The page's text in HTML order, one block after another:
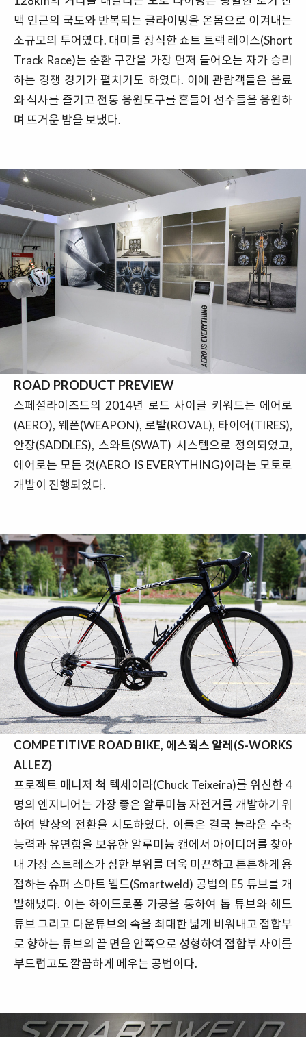
맥 인근의 국도와 반복되는 클라이밍을 온몸으로 이겨내는
소규모의 투어였다. 대미를 장식한 쇼트 트랙 레이스(Short
Track Race)는 순환 구간을 가장 먼저 들어오는 자가 승리
하는 경쟁 경기가 펼치기도 하였다. 이에 관람객들은 음료
와 식사를 즐기고 전통 응원도구를 흔들어 선수들을 응원하
며 뜨거운 밤을 보냈다.
ROAD PRODUCT PREVIEW
스페셜라이즈드의 2014년 로드 사이클 키워드는 에어로
(AERO), 웨폰(WEAPON), 로발(ROVAL), 타이어(TIRES),
안장(SADDLES), 스와트(SWAT) 시스템으로 정의되었고,
에어로는 모든 것(AERO IS EVERYTHING)이라는 모토로
개발이 진행되었다.
COMPETITIVE ROAD BIKE, 에스웍스 알레(S-WORKS
ALLEZ)
프로젝트 매니저 척 텍세이라(Chuck Teixeira)를 위신한 4
명의 엔지니어는 가장 좋은 알루미늄 자전거를 개발하기 위
하여 발상의 전환을 시도하였다. 이들은 결국 놀라운 수축
능력과 유연함을 보유한 알루미늄 캔에서 아이디어를 찾아
내 가장 스트레스가 심한 부위를 더욱 미끈하고 튼튼하게 용
접하는 슈퍼 스마트 웰드(Smartweld) 공법의 E5 튜브를 개
발해냈다. 이는 하이드로폼 가공을 통하여 톱 튜브와 헤드
튜브 그리고 다운튜브의 속을 최대한 넓게 비워내고 접합부
로 향하는 튜브의 끝 면을 안쪽으로 성형하여 접합부 사이를
부드럽고도 깔끔하게 메우는 공법이다.